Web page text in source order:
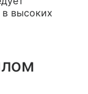
в высоких